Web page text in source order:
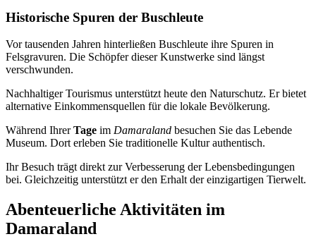
Historische Spuren der Buschleute
Vor tausenden Jahren hinterließen Buschleute ihre Spuren in
Felsgravuren. Die Schöpfer dieser Kunstwerke sind längst
verschwunden.
Nachhaltiger Tourismus unterstützt heute den Naturschutz. Er bietet
alternative Einkommensquellen für die lokale Bevölkerung.
Während IhrerTage im Damaraland besuchen Sie das Lebende
Museum. Dort erleben Sie traditionelle Kultur authentisch.
Ihr Besuch trägt direkt zur Verbesserung der Lebensbedingungen
bei. Gleichzeitig unterstützt er den Erhalt der einzigartigen Tierwelt.
Abenteuerliche Aktivitäten im
Damaraland